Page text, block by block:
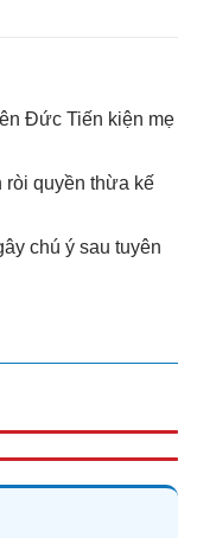
Đức Tiến kiện mẹ
quyền thừa kế
chú ý sau tuyên